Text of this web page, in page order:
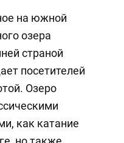
на южной
озера
страной
посетителей
Озеро
как катание